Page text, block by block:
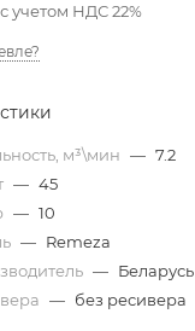
учетом НДС 22%
м³\мин — 7.2
— 45
— 10
— Remeza
— Беларусь
— без ресивера